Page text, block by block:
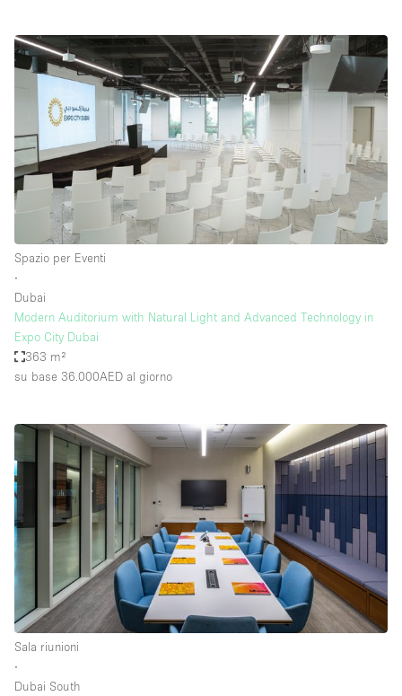
Spazio per Eventi
∙
Dubai
Modern Auditorium with Natural Light and Advanced Technology in
Expo City Dubai
363 m²
su base 36.000AED al giorno
Sala riunioni
∙
Dubai South